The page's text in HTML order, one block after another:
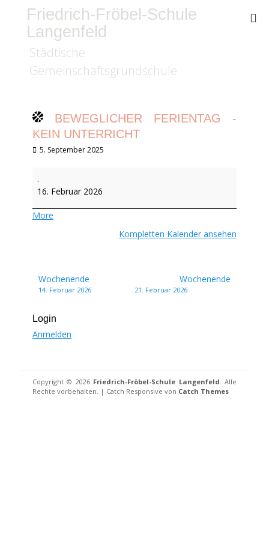
Friedrich-Fröbel-Schule
Langenfeld
Städtische
Gemeinschaftsgrundschule
BEWEGLICHER FERIENTAG -
KEIN UNTERRICHT
Veröffentlicht
5. September 2025
Ferientag
kein
Unterricht
.
16. Februar 2026
More
Kompletten Kalender ansehen
Beitragsnavigation
Wochenende
14. Februar 2026
Wochenende
21. Februar 2026
Login
Anmelden
Copyright © 2026 Friedrich-Fröbel-Schule Langenfeld. Alle
Rechte vorbehalten. | Catch Responsive von Catch Themes